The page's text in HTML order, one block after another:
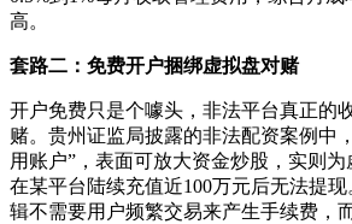
高。
套路二：免费开户捆绑虚拟盘对赌
开户免费只是个噱头，非法平台真正的
赌。贵州证监局披露的非法配资案例中
用账户”，表面可放大资金炒股，实则
在某平台陆续充值近100万元后无法提
辑不需要用户频繁交易来产生手续费，